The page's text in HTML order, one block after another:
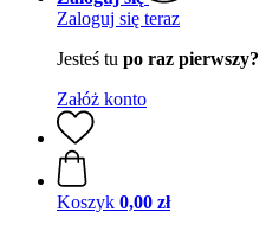
Zaloguj się teraz
Jesteś tu po raz pierwszy?
Załóż konto
Koszyk 0,00 zł